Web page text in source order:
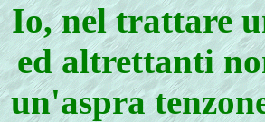
Io, nel trattare
ed altrettanti
un'aspra